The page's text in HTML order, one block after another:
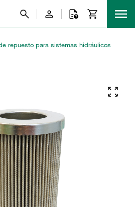
repuesto para sistemas hidráulicos